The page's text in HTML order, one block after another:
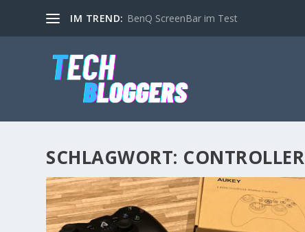
IM TREND: BenQ ScreenBar im Test
SCHLAGWORT: CONTROLLER